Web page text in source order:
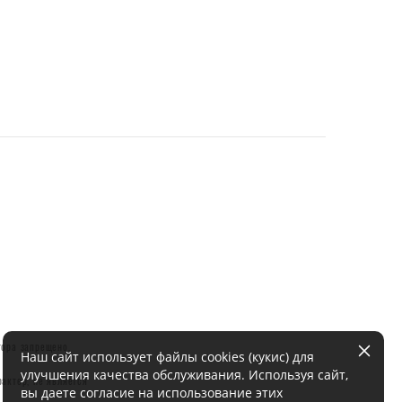
запрещено.
не является
Наш сайт использует файлы cookies (кукис) для
улучшения качества обслуживания. Используя сайт,
вы даете согласие на использование этих